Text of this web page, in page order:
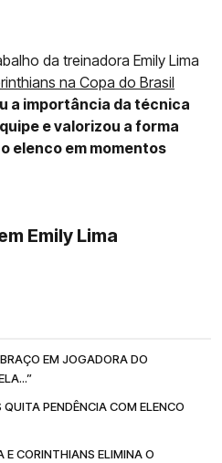
da treinadora Emily Lima
na Copa do Brasil
a importância da técnica
e valorizou a forma
elenco em momentos
Emily Lima
EM JOGADORA DO
PENDÊNCIA COM ELENCO
CORINTHIANS ELIMINA O